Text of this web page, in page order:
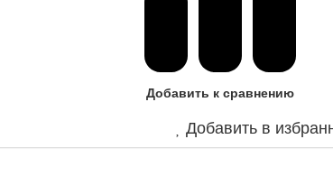
Добавить к сравнению
Добавить в